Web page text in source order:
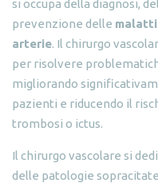
si occupa della diagnosi,
prevenzione delle
arterie. Il chirurgo
per risolvere
migliorando
pazienti e riducendo il
trombosi o ictus.
Il chirurgo vascolare si
delle patologie